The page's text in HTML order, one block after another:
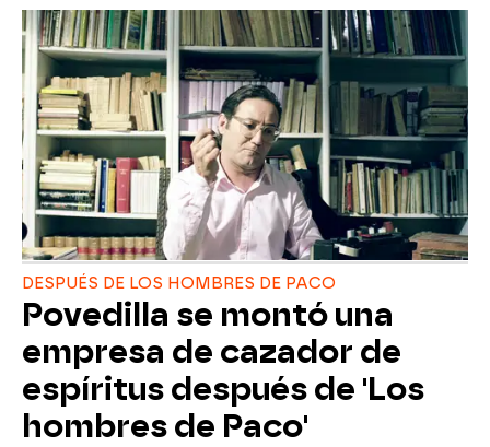
DESPUÉS DE LOS HOMBRES DE PACO
Povedilla se montó una
empresa de cazador de
espíritus después de 'Los
hombres de Paco'